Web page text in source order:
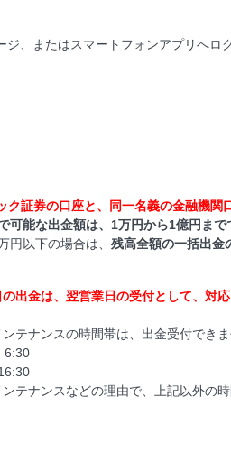
ジ、またはスマートフォンアプリへロ
ク証券の口座と、同一名義の金融機関
可能な出金額は、1万円から1億円まで
円以下の場合は、 残高全額の一括出金
出金は、翌営業日の受付として、対応
テナンスの時間帯は、出金受付できま
テナンスなどの理由で、上記以外の